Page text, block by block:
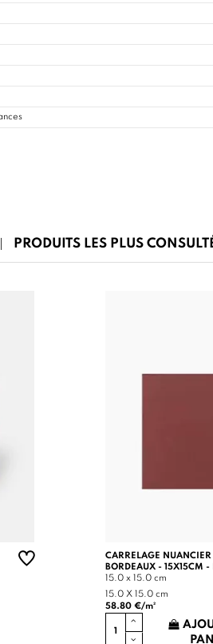
PRODUITS LES PLUS
CARRELAGE
BORDEAUX - 15X15CM
15.0 x 15.0 cm
15.0 X 15.0 cm
58.80 €/m²